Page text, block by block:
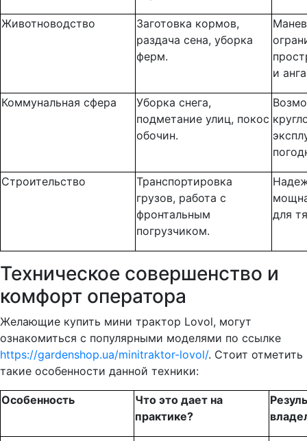
Животноводство
Заготовка кормов,
раздача сена, уборка
ферм.
и
Коммунальная сфера
Уборка снега,
подметание улиц, покос
обочин.
Строительство
Транспортировка
грузов, работа с
фронтальным
погрузчиком.
для
Техническое совершенство и
комфорт оператора
Желающие купить мини трактор Lovol, могут
ознакомиться с популярными моделями по ссылке
https://gardenshop.ua/minitraktor-lovol/. Стоит отметить
такие особенности данной техники:
Особенность
Что это дает на
практике?